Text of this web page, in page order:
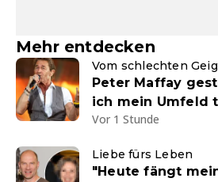
Mehr entdecken
Vom schlechten
Peter Maffay
ich mein Umfeld
Vor 1 Stunde
Liebe fürs Leben
"Heute fängt